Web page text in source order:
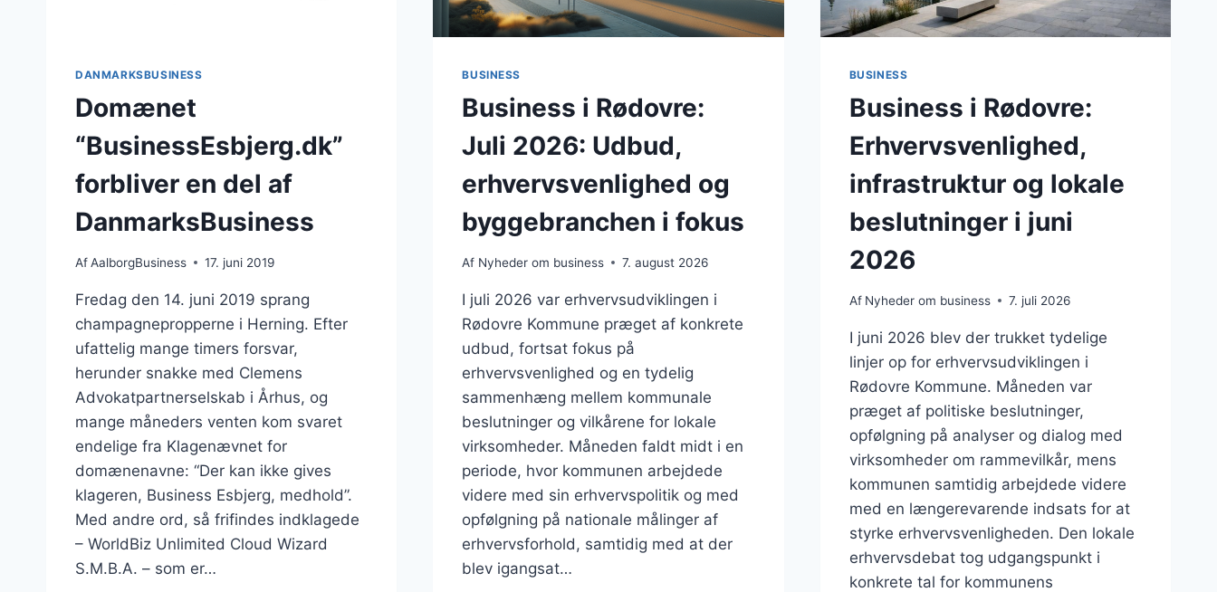
DANMARKSBUSINESS
Domænet
“BusinessEsbjerg.dk”
forbliver en del af
DanmarksBusiness
AfAalborgBusiness 17. juni 2019
Fredag den 14. juni 2019 sprang
champagnepropperne i Herning. Efter
ufattelig mange timers forsvar,
herunder snakke med Clemens
Advokatpartnerselskab i Århus, og
mange måneders venten kom svaret
endelige fra Klagenævnet for
domænenavne: “Der kan ikke gives
klageren, Business Esbjerg, medhold”.
Med andre ord, så frifindes indklagede
– WorldBiz Unlimited Cloud Wizard
S.M.B.A. – som er…
BUSINESS
Business i Rødovre:
Juli 2026: Udbud,
erhvervsvenlighed og
byggebranchen i fokus
Af Nyheder om business 7. august 2026
I juli 2026 var erhvervsudviklingen i
Rødovre Kommune præget af konkrete
udbud, fortsat fokus på
erhvervsvenlighed og en tydelig
sammenhæng mellem kommunale
beslutninger og vilkårene for lokale
virksomheder. Måneden faldt midt i en
periode, hvor kommunen arbejdede
videre med sin erhvervspolitik og med
opfølgning på nationale målinger af
erhvervsforhold, samtidig med at der
blev igangsat…
BUSINESS
Business i Rødovre:
Erhvervsvenlighed,
infrastruktur og lokale
beslutninger i juni
2026
Af Nyheder om business 7. juli 2026
I juni 2026 blev der trukket tydelige
linjer op for erhvervsudviklingen i
Rødovre Kommune. Måneden var
præget af politiske beslutninger,
opfølgning på analyser og dialog med
virksomheder om rammevilkår, mens
kommunen samtidig arbejdede videre
med en længerevarende indsats for at
styrke erhvervsvenligheden. Den lokale
erhvervsdebat tog udgangspunkt i
konkrete tal for kommunens